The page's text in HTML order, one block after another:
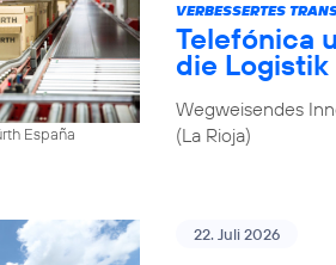
España
VERBESSERTES
Telefónica
die Logistik
Wegweisendes
(La Rioja)
22. Juli 2026